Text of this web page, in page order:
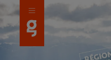
Panneau de gestion des cookies